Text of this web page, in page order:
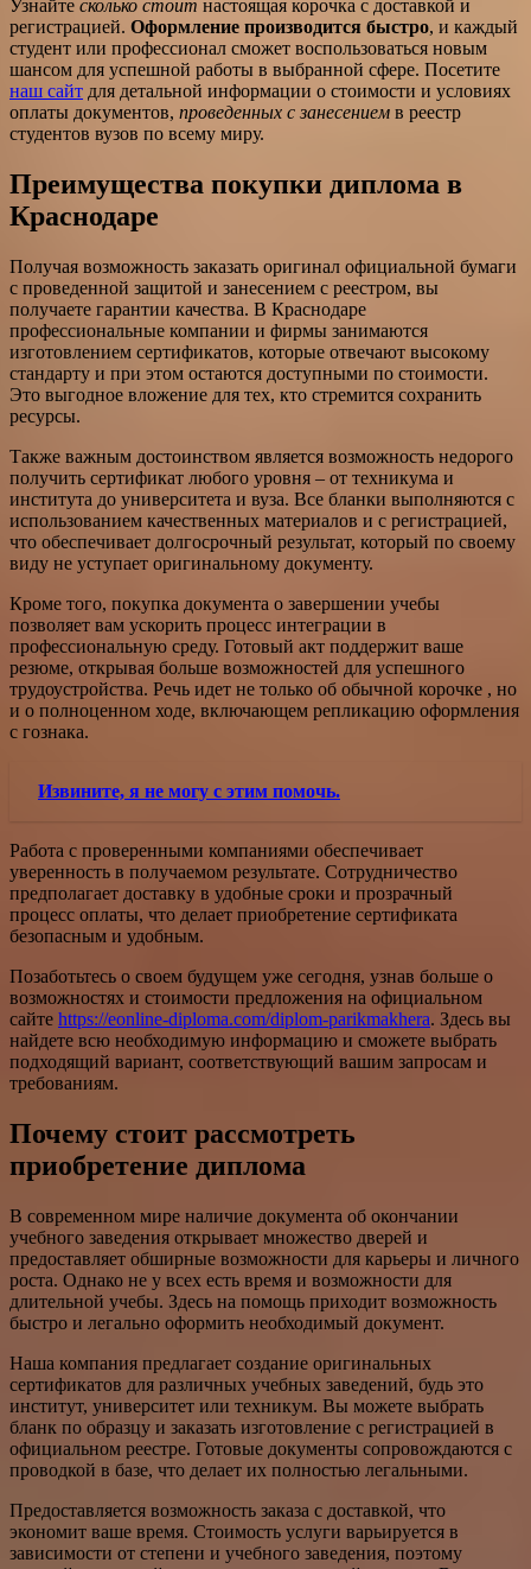
Узнайте сколько стоит настоящая корочка с доставкой и
регистрацией. Оформление производится быстро, и каждый
студент или профессионал сможет воспользоваться новым
шансом для успешной работы в выбранной сфере. Посетите
наш сайт для детальной информации о стоимости и условиях
оплаты документов, проведенных с занесением в реестр
студентов вузов по всему миру.
Преимущества покупки диплома в
Краснодаре
Получая возможность заказать оригинал официальной бумаги
с проведенной защитой и занесением с реестром, вы
получаете гарантии качества. В Краснодаре
профессиональные компании и фирмы занимаются
изготовлением сертификатов, которые отвечают высокому
стандарту и при этом остаются доступными по стоимости.
Это выгодное вложение для тех, кто стремится сохранить
ресурсы.
Также важным достоинством является возможность недорого
получить сертификат любого уровня – от техникума и
института до университета и вуза. Все бланки выполняются с
использованием качественных материалов и с регистрацией,
что обеспечивает долгосрочный результат, который по своему
виду не уступает оригинальному документу.
Кроме того, покупка документа о завершении учебы
позволяет вам ускорить процесс интеграции в
профессиональную среду. Готовый акт поддержит ваше
резюме, открывая больше возможностей для успешного
трудоустройства. Речь идет не только об обычной корочке , но
и о полноценном ходе, включающем репликацию оформления
с гознака.
Извините, я не могу с этим помочь.
Работа с проверенными компаниями обеспечивает
уверенность в получаемом результате. Сотрудничество
предполагает доставку в удобные сроки и прозрачный
процесс оплаты, что делает приобретение сертификата
безопасным и удобным.
Позаботьтесь о своем будущем уже сегодня, узнав больше о
возможностях и стоимости предложения на официальном
сайте https://eonline-diploma.com/diplom-parikmakhera. Здесь вы
найдете всю необходимую информацию и сможете выбрать
подходящий вариант, соответствующий вашим запросам и
требованиям.
Почему стоит рассмотреть
приобретение диплома
В современном мире наличие документа об окончании
учебного заведения открывает множество дверей и
предоставляет обширные возможности для карьеры и личного
роста. Однако не у всех есть время и возможности для
длительной учебы. Здесь на помощь приходит возможность
быстро и легально оформить необходимый документ.
Наша компания предлагает создание оригинальных
сертификатов для различных учебных заведений, будь это
институт, университет или техникум. Вы можете выбрать
бланк по образцу и заказать изготовление с регистрацией в
официальном реестре. Готовые документы сопровождаются с
проводкой в базе, что делает их полностью легальными.
Предоставляется возможность заказа с доставкой, что
экономит ваше время. Стоимость услуги варьируется в
зависимости от степени и учебного заведения, поэтому